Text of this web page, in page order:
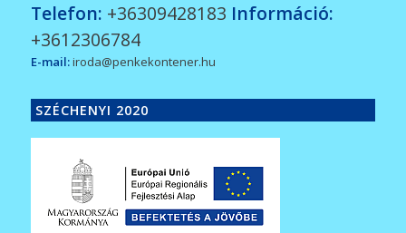
Telefon: +36309428183 Információ:
+3612306784
E-mail:iroda@penkekontener.hu
SZÉCHENYI 2020